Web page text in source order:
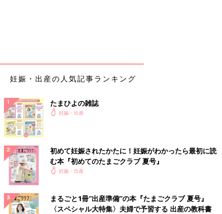
妊娠・出産の人気記事ランキング
たまひよの雑誌
妊娠・出産
初めて妊娠されたかたに！妊娠がわかったら最初に読
む本『初めてのたまごクラブ 夏号』
妊娠・出産
まるごと1冊“出産準備”の本『たまごクラブ 夏号』
〈スペシャル大特集〉夫婦で予習する 出産の教科書